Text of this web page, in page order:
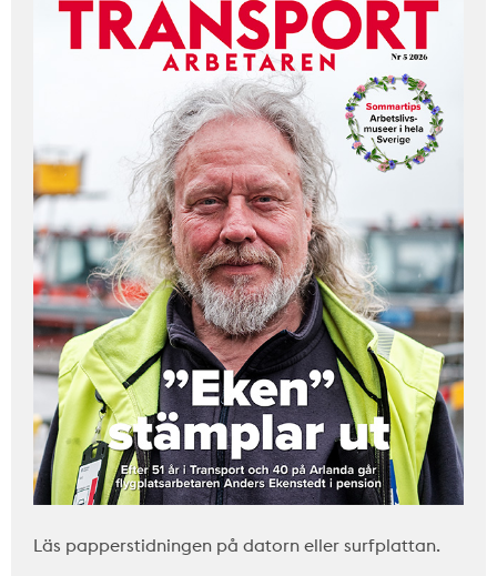
Läs papperstidningen på datorn eller surfplattan.